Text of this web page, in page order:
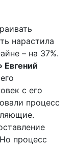
нарастила
– на 37%.
Евгений
с его
процесс
процесс